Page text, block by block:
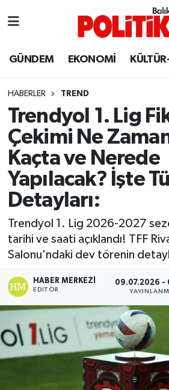
GÜNDEM EKONOMİ
HABERLER TREND
Trendyol 1. Lig
Çekimi Ne
Kaçta ve Nerede
Yapılacak? İşte
Detayları:
Trendyol 1. Lig 2026-2027
tarihi ve saati açıklandı! TFF
Salonu'ndaki dev törenin
HABER MERKEZI
EDITÖR
09.07.2026 -
Ayvalık
Balya
Bandırma
Bigadiç
BİYOGRAFİLER
Burhaniye
ÇEVRE
DÜNYA
Dursunbey
Edremit
Balıkesir Hava Durumu
Balıkesir Namaz Vakitleri
Balıkesir Trafik Yoğunluk
Süper Lig Puan Durumu ve
Tüm Manşetler
Son Dakika Haberleri
Haber Arşivi